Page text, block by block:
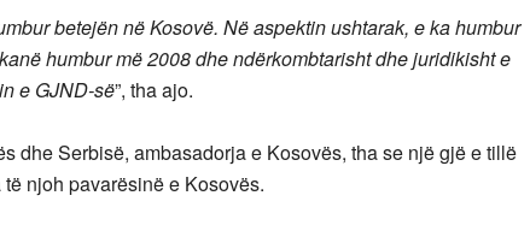
betejën në Kosovë. Në aspektin ushtarak, e ka humbur
humbur më 2008 dhe ndërkombtarisht dhe juridikisht e
e GJND-së”, tha ajo.
dhe Serbisë, ambasadorja e Kosovës, tha se një gjë e tillë
njoh pavarësinë e Kosovës.